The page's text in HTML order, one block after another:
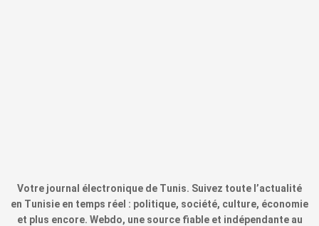
Votre journal électronique de Tunis. Suivez toute l’actualité
en Tunisie en temps réel : politique, société, culture, économie
et plus encore. Webdo, une source fiable et indépendante au